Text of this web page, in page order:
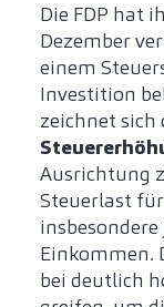
Die FDP hat
Dezember
einem
Investition
zeichnet sich
Ausrichtung
Steuerlast
Einkommen.
bei deutlich